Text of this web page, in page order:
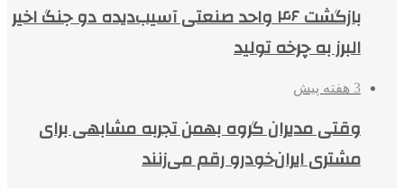
بازگشت ۴۶ واحد صنعتی آسیب‌دیده دو جنگ اخیر
البرز به چرخه تولید
3 هفته پیش
وقتی مدیران گروه بهمن تجربه مشابهی برای
مشتری ایران‌خودرو رقم می‌زنند